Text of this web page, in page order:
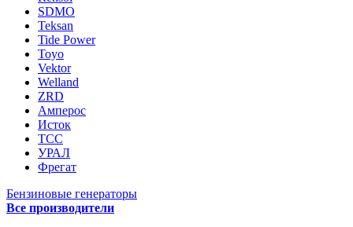
SDMO
Teksan
Tide Power
Toyo
Vektor
Welland
ZRD
Амперос
Исток
ТСС
УРАЛ
Фрегат
Бензиновые генераторы
Все производители